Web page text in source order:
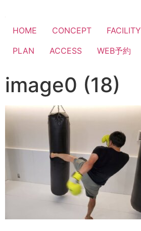
HOME CONCEPT FACILITY
PLAN
ACCESS WEB予約
image0 (18)